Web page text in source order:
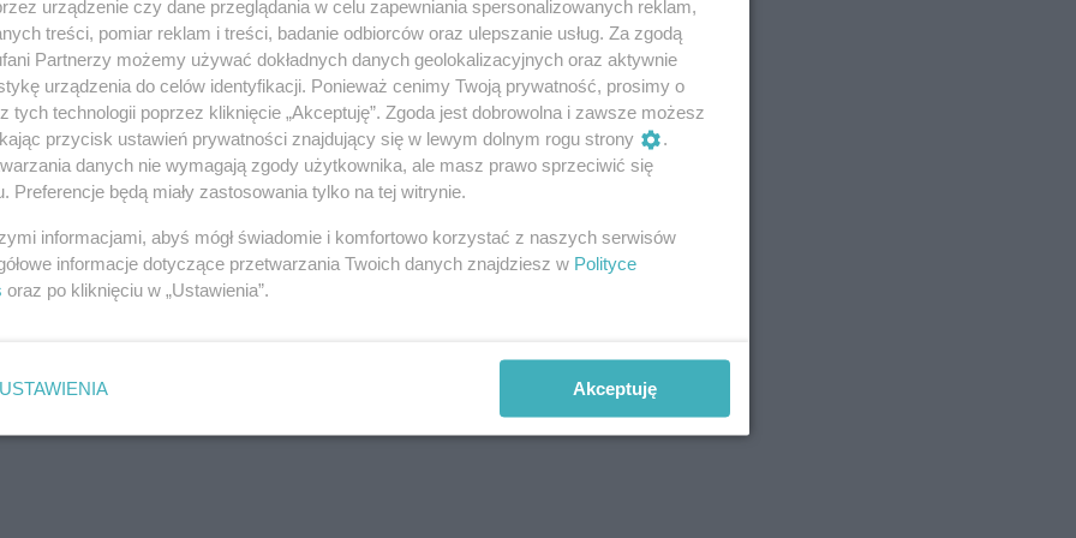
Jedna osoba może być bardziej podatna na te
i na swój własny sposób radzi sobie ze szkołą i
ale też pod wieloma względami piękny
i nie bójmy się prosić o pomoc, gdy jest źle, gdy
REKLAMA
urządzenie czy dane przeglądania w celu zapewniania spersonalizowanych reklam,
treści, pomiar reklam i treści, badanie odbiorców oraz ulepszanie usług. Za zgodą
Partnerzy możemy używać dokładnych danych geolokalizacyjnych oraz aktywnie
urządzenia do celów identyfikacji. Ponieważ cenimy Twoją prywatność, prosimy o
tych technologii poprzez kliknięcie „Akceptuję”. Zgoda jest dobrowolna i zawsze możesz
przycisk ustawień prywatności znajdujący się w lewym dolnym rogu strony
.
danych nie wymagają zgody użytkownika, ale masz prawo sprzeciwić się
Preferencje będą miały zastosowania tylko na tej witrynie.
informacjami, abyś mógł świadomie i komfortowo korzystać z naszych serwisów
informacje dotyczące przetwarzania Twoich danych znajdziesz w Polityce
oraz po kliknięciu w „Ustawienia”.
USTAWIENIA Akceptuję